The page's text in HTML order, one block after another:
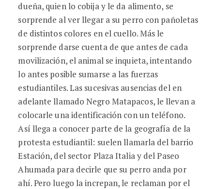
dueña, quien lo cobija y le da alimento, se
sorprende al ver llegar a su perro con pañoletas
de distintos colores en el cuello. Más le
sorprende darse cuenta de que antes de cada
movilización, el animal se inquieta, intentando
lo antes posible sumarse a las fuerzas
estudiantiles. Las sucesivas ausencias del en
adelante llamado Negro Matapacos, le llevan a
colocarle una identificación con un teléfono.
Así llega a conocer parte de la geografía de la
protesta estudiantil: suelen llamarla del barrio
Estación, del sector Plaza Italia y del Paseo
Ahumada para decirle que su perro anda por
ahí. Pero luego la increpan, le reclaman por el